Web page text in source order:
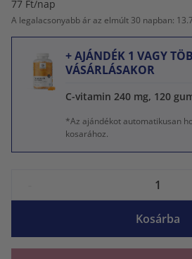
77 Ft/nap
A legalacsonyabb ár az elmúlt 30 napban:
+ AJÁNDÉK 1 VAGY
VÁSÁRLÁSAKOR
C-vitamin 240 mg, 120
*Az ajándékot automatikusan
kosarához.
Kosárba